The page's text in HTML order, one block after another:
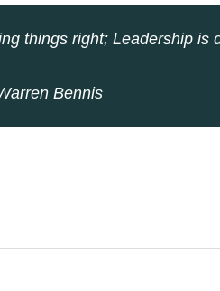
things right; Leadership is
Bennis